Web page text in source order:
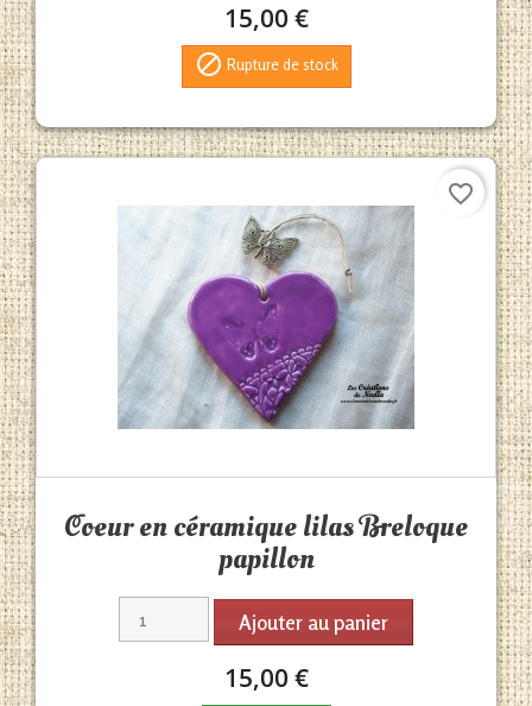
15,00 €
 Rupture de stock
Coeur en céramique lilas Breloque
papillon
Ajouter au panier
15,00 €
favorite_border